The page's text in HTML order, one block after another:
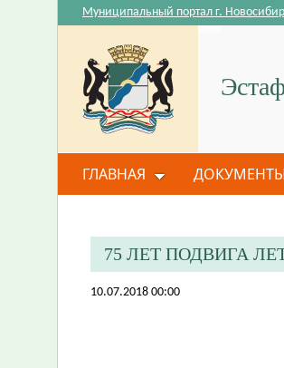
Муниципальный портал г.
ГЛАВНАЯ
75 ЛЕТ ПОДВИГА
10.07.2018 00:00